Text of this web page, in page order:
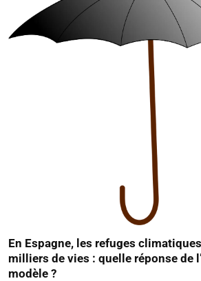
En Espagne, les refuges
milliers de vies : quelle réponse de
modèle ?